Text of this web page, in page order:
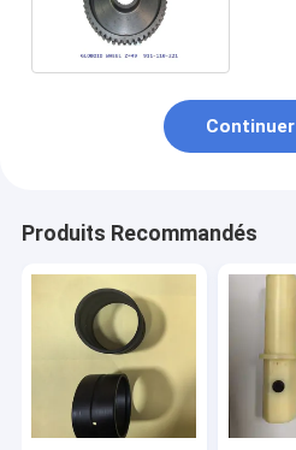
Continuer
Produits Recommandés